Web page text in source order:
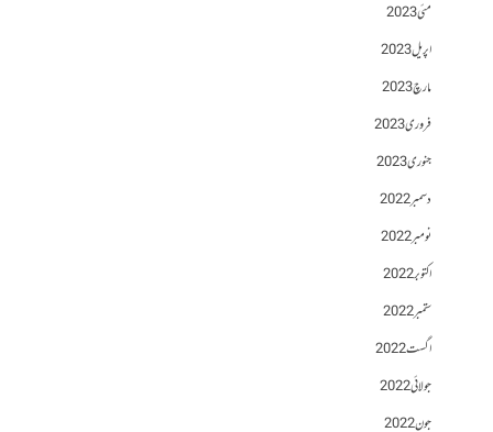
مئی 2023
اپریل 2023
مارچ 2023
فروری 2023
جنوری 2023
دسمبر 2022
نومبر 2022
اکتوبر 2022
ستمبر 2022
اگست 2022
جولائی 2022
جون 2022